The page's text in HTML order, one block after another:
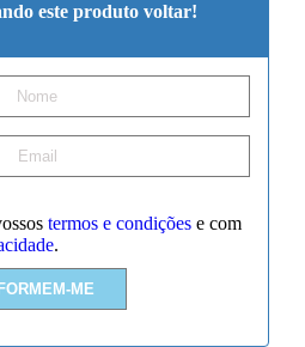
este produto voltar!
termos e condições e com
.